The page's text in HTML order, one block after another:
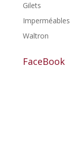
Gilets
Imperméables
Waltron
FaceBook